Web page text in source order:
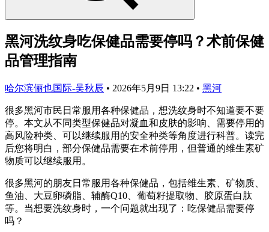
黑河洗纹身吃保健品需要停吗？术前保健
品管理指南
哈尔滨俪也国际-吴秋辰 • 2026年5月9日 13:22 • 黑河
很多黑河市民日常服用各种保健品，想洗纹身时不知道要不要
停。本文从不同类型保健品对凝血和皮肤的影响、需要停用的
高风险种类、可以继续服用的安全种类等角度进行科普。读完
后您将明白，部分保健品需要在术前停用，但普通的维生素矿
物质可以继续服用。
很多黑河的朋友日常服用各种保健品，包括维生素、矿物质、
鱼油、大豆卵磷脂、辅酶Q10、葡萄籽提取物、胶原蛋白肽
等。当想要洗纹身时，一个问题就出现了：吃保健品需要停
吗？